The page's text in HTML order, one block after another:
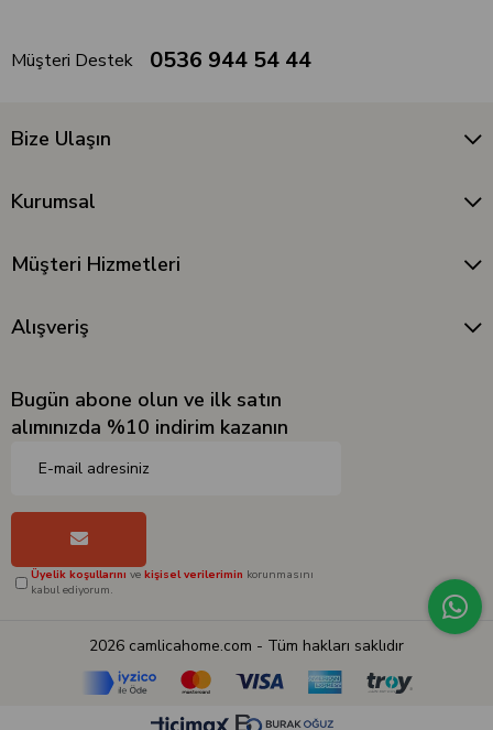
Müşteri Destek 0536 944 54 44
Bize Ulaşın
Kurumsal
Müşteri Hizmetleri
Alışveriş
Bugün abone olun ve ilk satın
alımınızda %10 indirim kazanın
Üyelik koşullarını ve kişisel verilerimin korunmasını
kabul ediyorum.
2026 camlicahome.com - Tüm hakları saklıdır